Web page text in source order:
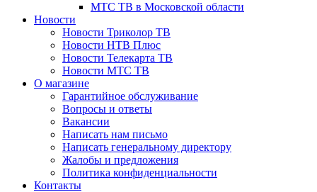
МТС ТВ в Московской области
Новости
Новости Триколор ТВ
Новости НТВ Плюс
Новости Телекарта ТВ
Новости МТС ТВ
О магазине
Гарантийное обслуживание
Вопросы и ответы
Вакансии
Написать нам письмо
Написать генеральному директору
Жалобы и предложения
Политика конфиденциальности
Контакты